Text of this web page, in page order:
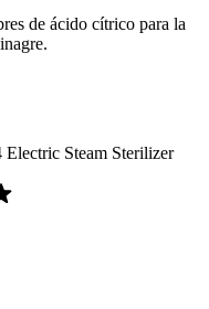
de ácido cítrico para la
Steam Sterilizer